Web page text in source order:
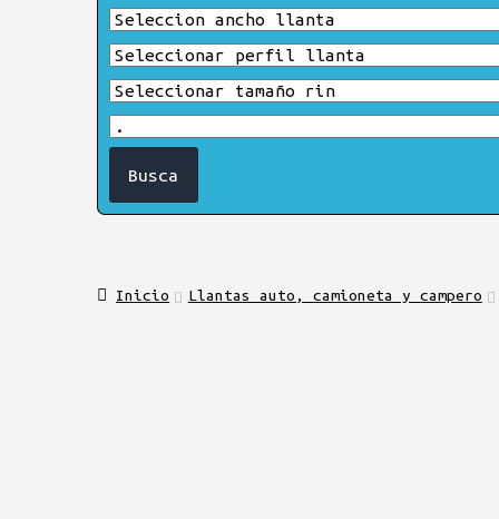
Inicio Llantas auto, camioneta y campero